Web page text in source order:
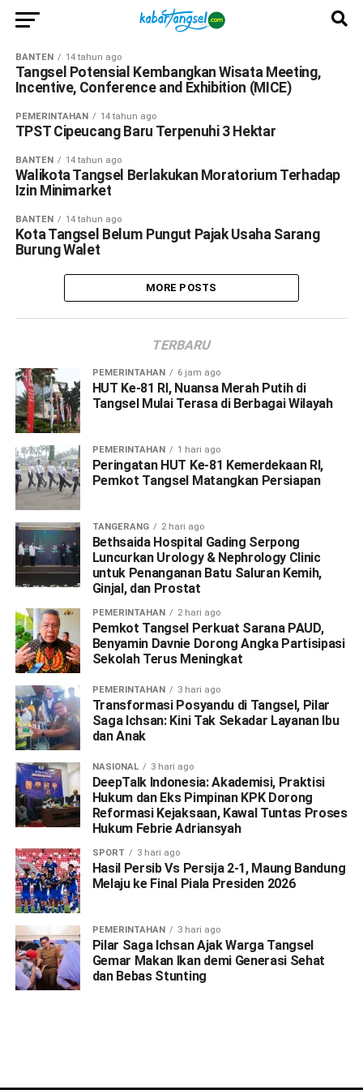
BANTEN 14 tahun ago
Tangsel Potensial Kembangkan Wisata Meeting,
Incentive, Conference and Exhibition (MICE)
PEMERINTAHAN 14 tahun ago
TPST Cipeucang Baru Terpenuhi 3 Hektar
BANTEN 14 tahun ago
Walikota Tangsel Berlakukan Moratorium Terhadap
Izin Minimarket
BANTEN 14 tahun ago
Kota Tangsel Belum Pungut Pajak Usaha Sarang
Burung Walet
MORE POSTS
TERBARU
PEMERINTAHAN 6 jam ago
HUT Ke-81 RI, Nuansa Merah Putih di
Tangsel Mulai Terasa di Berbagai Wilayah
PEMERINTAHAN 1 hari ago
Peringatan HUT Ke-81 Kemerdekaan RI,
Pemkot Tangsel Matangkan Persiapan
TANGERANG 2 hari ago
Bethsaida Hospital Gading Serpong
Luncurkan Urology & Nephrology Clinic
untuk Penanganan Batu Saluran Kemih,
Ginjal, dan Prostat
PEMERINTAHAN 2 hari ago
Pemkot Tangsel Perkuat Sarana PAUD,
Benyamin Davnie Dorong Angka Partisipasi
Sekolah Terus Meningkat
PEMERINTAHAN 3 hari ago
Transformasi Posyandu di Tangsel, Pilar
Saga Ichsan: Kini Tak Sekadar Layanan Ibu
dan Anak
NASIONAL 3 hari ago
DeepTalk Indonesia: Akademisi, Praktisi
Hukum dan Eks Pimpinan KPK Dorong
Reformasi Kejaksaan, Kawal Tuntas Proses
Hukum Febrie Adriansyah
SPORT 3 hari ago
Hasil Persib Vs Persija 2-1, Maung Bandung
Melaju ke Final Piala Presiden 2026
PEMERINTAHAN 3 hari ago
Pilar Saga Ichsan Ajak Warga Tangsel
Gemar Makan Ikan demi Generasi Sehat
dan Bebas Stunting